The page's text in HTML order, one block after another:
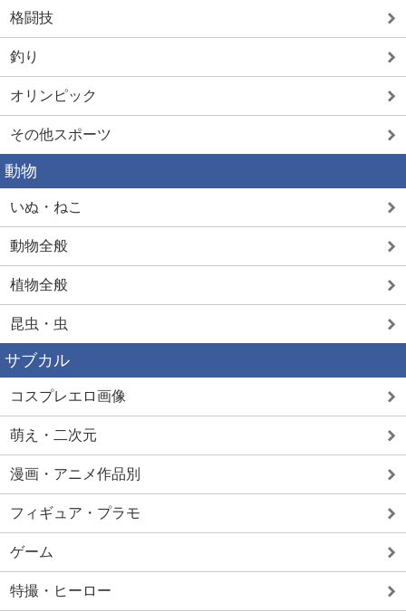
格闘技
釣り
オリンピック
その他スポーツ
動物
いぬ・ねこ
動物全般
植物全般
昆虫・虫
サブカル
コスプレエロ画像
萌え・二次元
漫画・アニメ作品別
フィギュア・プラモ
ゲーム
特撮・ヒーロー